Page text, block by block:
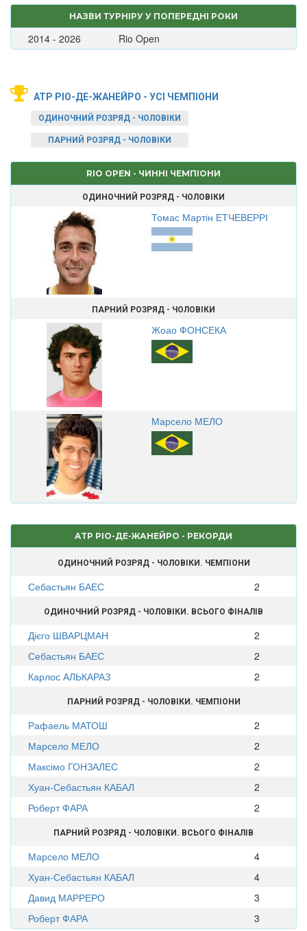
НАЗВИ ТУРНІРУ У ПОПЕРЕДНІ РОКИ
2014 - 2026 Rio Open
ATP РІО-ДЕ-ЖАНЕЙРО - УСІ ЧЕМПІОНИ
ОДИНОЧНИЙ РОЗРЯД - ЧОЛОВІКИ
ПАРНИЙ РОЗРЯД - ЧОЛОВІКИ
RIO OPEN - ЧИННІ ЧЕМПІОНИ
ОДИНОЧНИЙ РОЗРЯД - ЧОЛОВІКИ
Томас Мартін ЕТЧЕВЕРРІ
ПАРНИЙ РОЗРЯД - ЧОЛОВІКИ
Жоао ФОНСЕКА
Марсело МЕЛО
ATP РІО-ДЕ-ЖАНЕЙРО - РЕКОРДИ
ОДИНОЧНИЙ РОЗРЯД - ЧОЛОВІКИ. ЧЕМПІОНИ
Себастьян БАЕС 2
ОДИНОЧНИЙ РОЗРЯД - ЧОЛОВІКИ. ВСЬОГО ФІНАЛІВ
Дієго ШВАРЦМАН
2
Себастьян БАЕС
2
Карлос АЛЬКАРАЗ
2
ПАРНИЙ РОЗРЯД - ЧОЛОВІКИ. ЧЕМПІОНИ
Рафаель МАТОШ
2
Марсело МЕЛО
2
Максімо ГОНЗАЛЕС
2
Хуан-Себастьян КАБАЛ
2
Роберт ФАРА
2
ПАРНИЙ РОЗРЯД - ЧОЛОВІКИ. ВСЬОГО ФІНАЛІВ
Марсело МЕЛО
4
Хуан-Себастьян КАБАЛ
4
Давид МАРРЕРО
3
Роберт ФАРА
3